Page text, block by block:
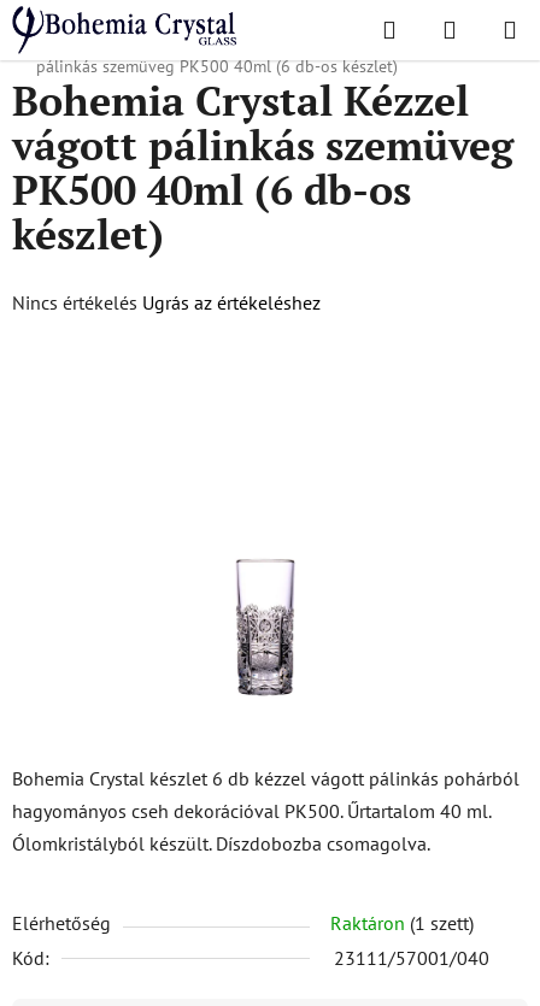
Ugrás
fő
tartalomhoz
Keresés KOSÁR
Kezdőlap
/ Népszerű kollekciók / PK500
Bohemia Crystal Kézzel vágott
pálinkás szemüveg PK500 40ml (6 db-os készlet)
Bohemia Crystal készlet 6 db kézzel vágott pálinkás pohárból
hagyományos cseh dekorációval PK500. Űrtartalom 40 ml.
Ólomkristályból készült. Díszdobozba csomagolva.
Elérhetőség Raktáron (1 szett)
Kód:
23111/57001/040
Bohemia Crystal Kézzel
vágott pálinkás szemüveg
PK500 40ml (6 db-os
készlet)
A
Nincs értékelés Ugrás az értékeléshez